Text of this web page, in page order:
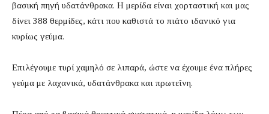
βασική πηγή υδατάνθρακα. Η μερίδα είναι χορταστική και μας
δίνει 388 θερμίδες, κάτι που καθιστά το πιάτο ιδανικό για
κυρίως γεύμα.
Επιλέγουμε τυρί χαμηλό σε λιπαρά, ώστε να έχουμε ένα πλήρες
γεύμα με λαχανικά, υδατάνθρακα και πρωτεΐνη.